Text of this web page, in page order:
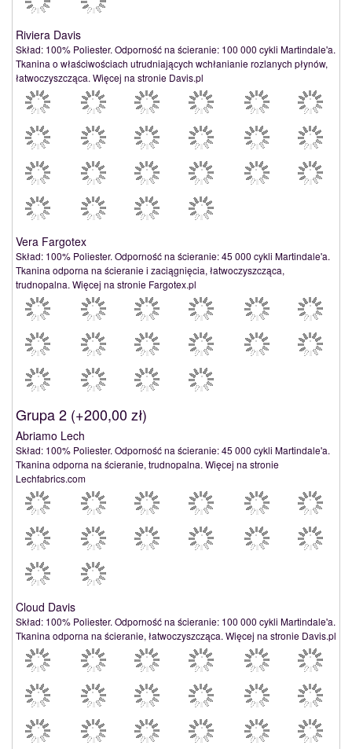
Riviera Davis
Skład: 100% Poliester. Odporność na ścieranie: 100 000 cykli Martindale'a.
Tkanina o właściwościach utrudniających wchłanianie rozlanych płynów,
łatwoczyszcząca. Więcej na stronie Davis.pl
Vera Fargotex
Skład: 100% Poliester. Odporność na ścieranie: 45 000 cykli Martindale'a.
Tkanina odporna na ścieranie i zaciągnięcia, łatwoczyszcząca,
trudnopalna. Więcej na stronie Fargotex.pl
Grupa 2 (+200,00 zł)
Abriamo Lech
Skład: 100% Poliester. Odporność na ścieranie: 45 000 cykli Martindale'a.
Tkanina odporna na ścieranie, trudnopalna. Więcej na stronie
Lechfabrics.com
Cloud Davis
Skład: 100% Poliester. Odporność na ścieranie: 100 000 cykli Martindale'a.
Tkanina odporna na ścieranie, łatwoczyszcząca. Więcej na stronie Davis.pl